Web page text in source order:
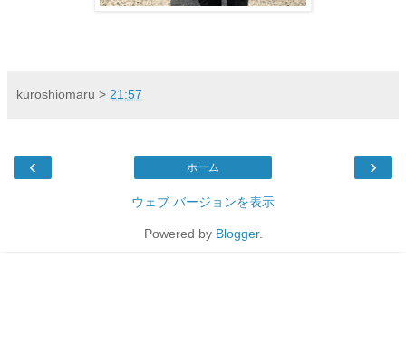
kuroshiomaru > 21:57
‹ ›
ホーム
ウェブ バージョンを表示
Powered by Blogger.